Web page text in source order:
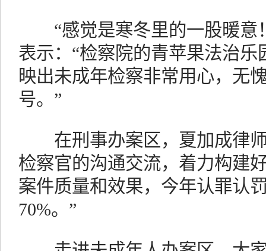
“感觉是寒冬里的一股暖意
表示：“检察院的青苹果法治
映出未成年检察非常用心，无
号。”
在刑事办案区，夏加成律师
检察官的沟通交流，着力构建
案件质量和效果，今年认罪认
70%。”